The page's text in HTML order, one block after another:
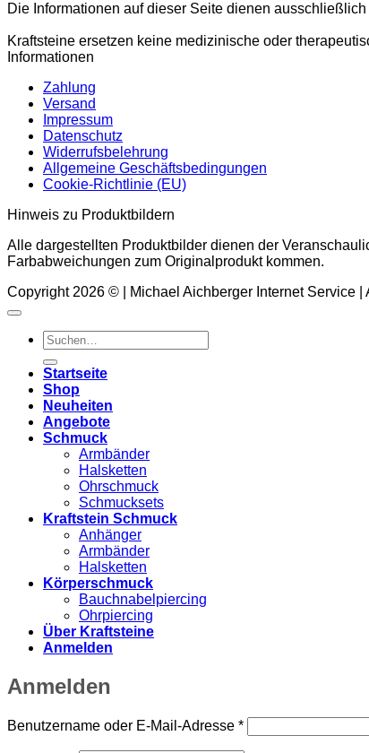
Die Informationen auf dieser Seite dienen
Kraftsteine ersetzen keine medizinische oder
Informationen
Zahlung
Versand
Impressum
Datenschutz
Widerrufsbelehrung
Allgemeine Geschäftsbedingungen
Cookie-Richtlinie (EU)
Hinweis zu Produktbildern
Alle dargestellten Produktbilder dienen der
Farbabweichungen zum Originalprodukt kommen.
Copyright 2026 © | Michael Aichberger Internet Service
Suchen
nach:
Startseite
Shop
Neuheiten
Angebote
Schmuck
Armbänder
Halsketten
Ohrschmuck
Schmucksets
Kraftstein Schmuck
Anhänger
Armbänder
Halsketten
Körperschmuck
Bauchnabelpiercing
Ohrpiercing
Über Kraftsteine
Anmelden
Anmelden
Benutzername oder E-Mail-Adresse *Erforderlich